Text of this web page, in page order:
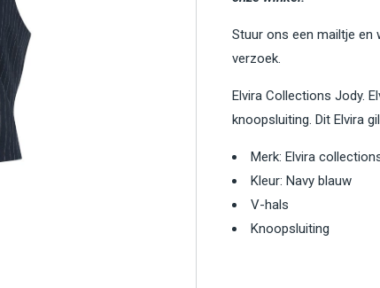
Stuur ons een mailtje en
verzoek.
Elvira Collections Jody.
knoopsluiting. Dit Elvira
Merk: Elvira
Kleur: Navy blauw
V-hals
Knoopsluiting